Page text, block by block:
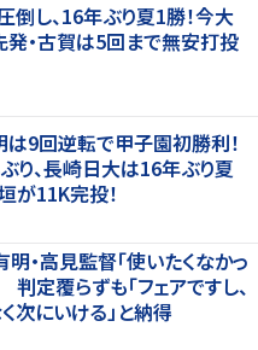
し、16年ぶり夏1勝！今大
発・古賀は5回まで無安打投
は9回逆転で甲子園初勝利！
り、長崎日大は16年ぶり夏
が11K完投！
・高見監督「使いたくなかっ
定覆らずも「フェアですし、
次にいける」と納得